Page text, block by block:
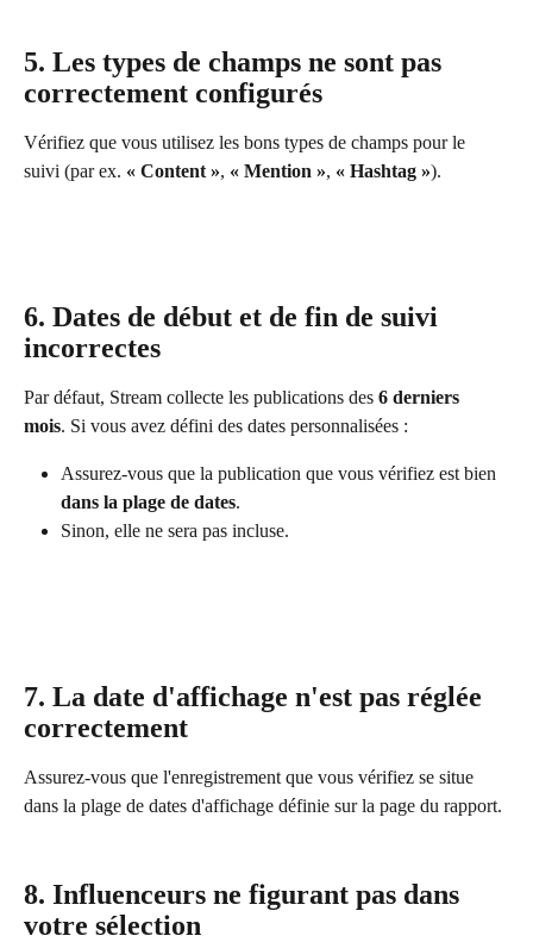
5. Les types de champs ne sont pas
correctement configurés
Vérifiez que vous utilisez les bons types de champs pour le
suivi (par ex. « Content », « Mention », « Hashtag »).
6. Dates de début et de fin de suivi
incorrectes
Par défaut, Stream collecte les publications des 6 derniers
mois. Si vous avez défini des dates personnalisées :
Assurez-vous que la publication que vous vérifiez est bien
dans la plage de dates.
Sinon, elle ne sera pas incluse.
7. La date d'affichage n'est pas réglée
correctement
Assurez-vous que l'enregistrement que vous vérifiez se situe
dans la plage de dates d'affichage définie sur la page du rapport.
8. Influenceurs ne figurant pas dans
votre sélection